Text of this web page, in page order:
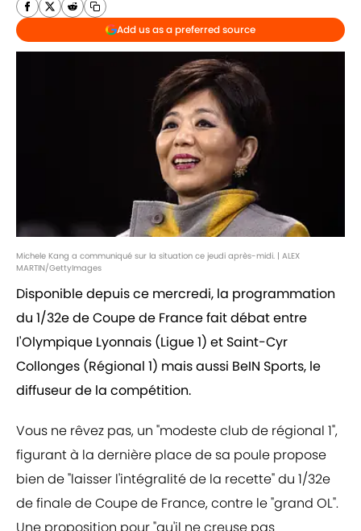
Add us as a preferred source
Michele Kang a communiqué sur la situation ce jeudi après-midi. | ALEX
MARTIN/GettyImages
Disponible depuis ce mercredi, la programmation
du 1/32e de Coupe de France fait débat entre
l'Olympique Lyonnais (Ligue 1) et Saint-Cyr
Collonges (Régional 1) mais aussi BeIN Sports, le
diffuseur de la compétition.
Vous ne rêvez pas, un "modeste club de régional 1",
figurant à la dernière place de sa poule propose
bien de "laisser l'intégralité de la recette" du 1/32e
de finale de Coupe de France, contre le "grand OL".